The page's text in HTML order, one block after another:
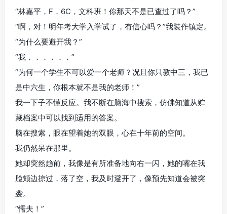
“林嘉平，F．6C，文科班！你那天不是已查过了吗？”
“啊，对！明年考大学入学试了，有信心吗？”我装作镇定。
“为什么要避开我？”
“我．．．．．．”
“为何一个学生不可以爱一个老师？况且你只教中三，我已
是中六生，你根本就不是我的老师！”
我一下子不懂反应。我不断在脑海中搜索，仿佛知道从贮
藏档案中可以找到适用的答案。
脑在搜索，眼在望着她的双眼，心在十年前的空间。
我仍然呆在那里。
她却突然趋前，我像是有所准备地向右一闪，她的嘴在我
脸颊边掠过，落了空，我及时避开了，像预先知道会被突
袭。
“懦夫！”